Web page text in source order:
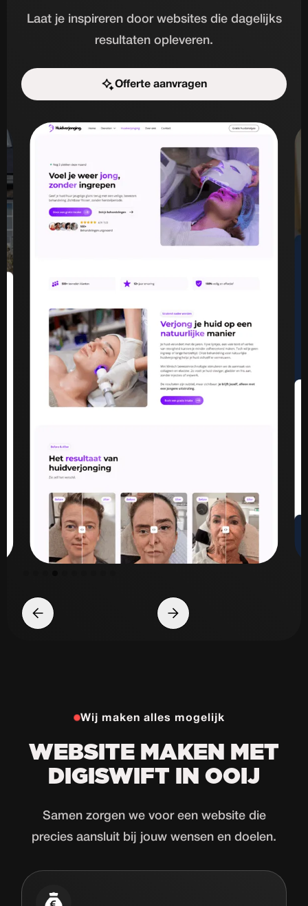
Laat je inspireren door websites die dagelijks
resultaten opleveren.
Offerte aanvragen
Start de uitdaging
Wij maken alles mogelijk
WEBSITE MAKEN MET
DIGISWIFT IN OOIJ
Samen zorgen we voor een website die
precies aansluit bij jouw wensen en doelen.